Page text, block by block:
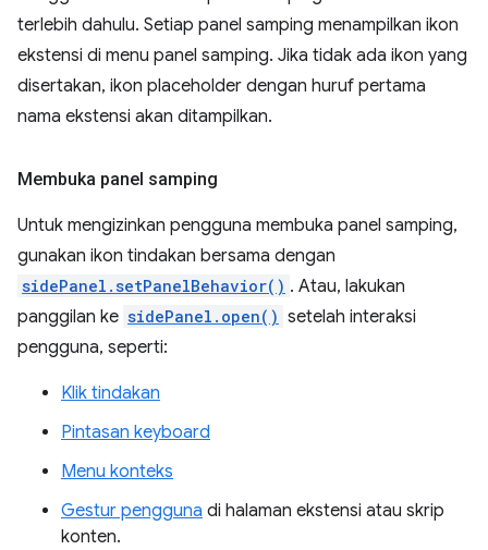
terlebih dahulu. Setiap panel samping menampilkan ikon
ekstensi di menu panel samping. Jika tidak ada ikon yang
disertakan, ikon placeholder dengan huruf pertama
nama ekstensi akan ditampilkan.
Membuka panel samping
Untuk mengizinkan pengguna membuka panel samping,
gunakan ikon tindakan bersama dengan
sidePanel.setPanelBehavior() . Atau, lakukan
panggilan ke sidePanel.open() setelah interaksi
pengguna, seperti:
Klik tindakan
Pintasan keyboard
Menu konteks
Gestur pengguna di halaman ekstensi atau skrip
konten.